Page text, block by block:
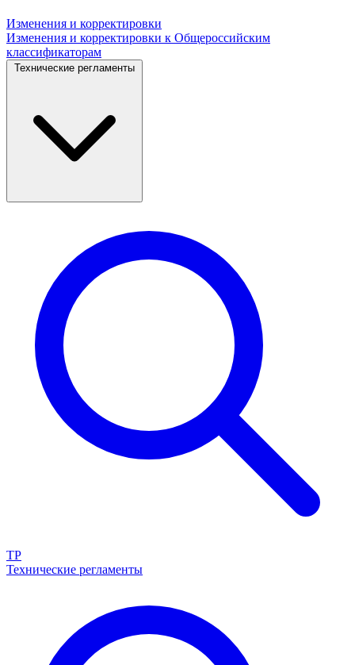
Изменения и корректировки
Изменения и корректировки к Общероссийским
классификаторам
Технические регламенты
ТР
Технические регламенты